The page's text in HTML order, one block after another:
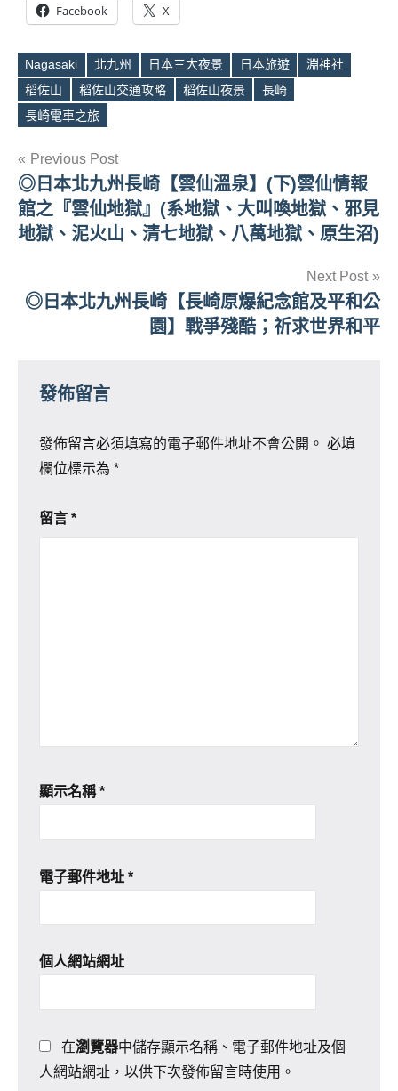
Facebook X
Tags
Nagasaki 北九州 日本三大夜景 日本旅遊
淵神社
稻佐山
稻佐山交通攻略 稻佐山夜景
長崎
長崎電車之旅
文
章
導
Previous Post
◎日本北九州長崎【雲仙溫泉】(下)雲仙情報
館之『雲仙地獄』(系地獄、大叫喚地獄、邪見
地獄、泥火山、清七地獄、八萬地獄、原生沼)
Next Post
◎日本北九州長崎【長崎原爆紀念館及平和公
園】戰爭殘酷；祈求世界和平
發佈留言
發佈留言必須填寫的電子郵件地址不會公開。 必填
欄位標示為 *
留言 *
顯示名稱*
電子郵件地址 *
個人網站網址
在瀏覽器中儲存顯示名稱、電子郵件地址及個
人網站網址，以供下次發佈留言時使用。